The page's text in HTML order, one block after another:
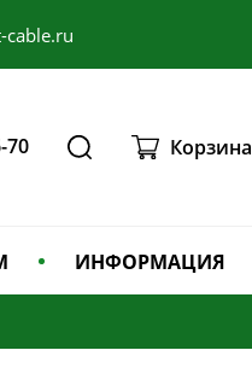
cable.ru
70 Корзина
ИНФОРМАЦИЯ